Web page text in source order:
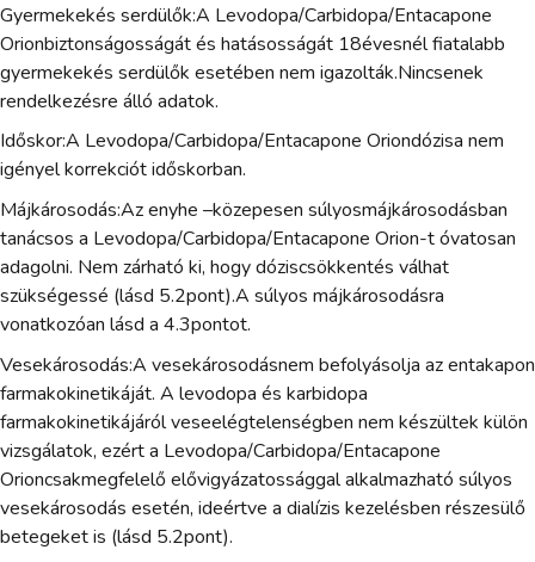
Gyermekekés serdülők:A Levodopa/Carbidopa/Entacapone
Orionbiztonságosságát és hatásosságát 18évesnél fiatalabb
gyermekekés serdülők esetében nem igazolták.Nincsenek
rendelkezésre álló adatok.
Időskor:A Levodopa/Carbidopa/Entacapone Oriondózisa nem
igényel korrekciót időskorban.
Májkárosodás:Az enyhe –közepesen súlyosmájkárosodásban
tanácsos a Levodopa/Carbidopa/Entacapone Orion-t óvatosan
adagolni. Nem zárható ki, hogy dóziscsökkentés válhat
szükségessé (lásd 5.2pont).A súlyos májkárosodásra
vonatkozóan lásd a 4.3pontot.
Vesekárosodás:A vesekárosodásnem befolyásolja az entakapon
farmakokinetikáját. A levodopa és karbidopa
farmakokinetikájáról veseelégtelenségben nem készültek külön
vizsgálatok, ezért a Levodopa/Carbidopa/Entacapone
Orioncsakmegfelelő elővigyázatossággal alkalmazható súlyos
vesekárosodás esetén, ideértve a dialízis kezelésben részesülő
betegeket is (lásd 5.2pont).